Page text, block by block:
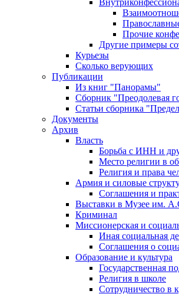
Прочие
Другие примеры
Курьезы
Сколько верующих
Публикации
Из книг "Панорамы"
Сборник "Преодолевая
Статьи сборника
Документы
Архив
Власть
Борьба с ИНН и
Место религии в
Религия и права
Армия и силовые
Соглашения и
Выставки в Музее им.
Криминал
Миссионерская и
Иная социальная
Соглашения о
Образование и культура
Государственная
Религия в школе
Сотрудничество в